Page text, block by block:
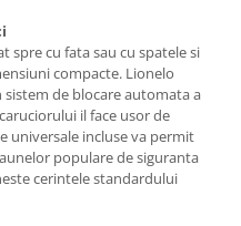
spre cu fata sau cu spatele si
compacte. Lionelo
sistem de blocare automata a
il face usor de
universale incluse va permit
populare de siguranta
cerintele standardului